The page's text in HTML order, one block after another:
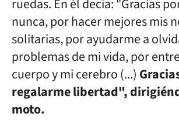
ruedas. En él decía: "Gracias
nunca, por hacer mejores mis
solitarias, por ayudarme a
problemas de mi vida, por
cuerpo y mi cerebro (...)
regalarme libertad",
moto.